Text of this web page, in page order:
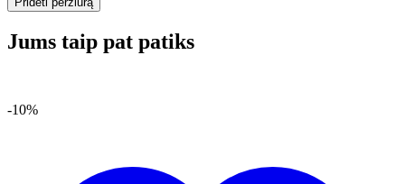
Jums taip pat patiks
-10%